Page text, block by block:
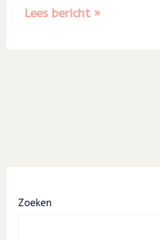
Zoeken
Blog
Lees bericht »